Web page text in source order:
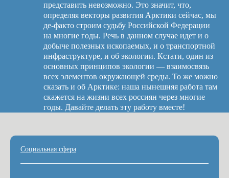
представить невозможно. Это значит, что,
определяя векторы развития Арктики сейчас, мы
де-факто строим судьбу Российской Федерации
на многие годы. Речь в данном случае идет и о
добыче полезных ископаемых, и о транспортной
инфраструктуре, и об экологии. Кстати, один из
основных принципов экологии — взаимосвязь
всех элементов окружающей среды. То же можно
сказать и об Арктике: наша нынешняя работа там
скажется на жизни всех россиян через многие
годы. Давайте делать эту работу вместе!
Социальная сфера